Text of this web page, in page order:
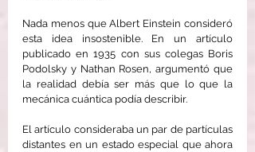
Nada menos que Albert Einstein consideró
esta idea insostenible. En un artículo
publicado en 1935 con sus colegas Boris
Podolsky y Nathan Rosen, argumentó que
la realidad debía ser más que lo que la
mecánica cuántica podía describir.
El artículo consideraba un par de partículas
distantes en un estado especial que ahora